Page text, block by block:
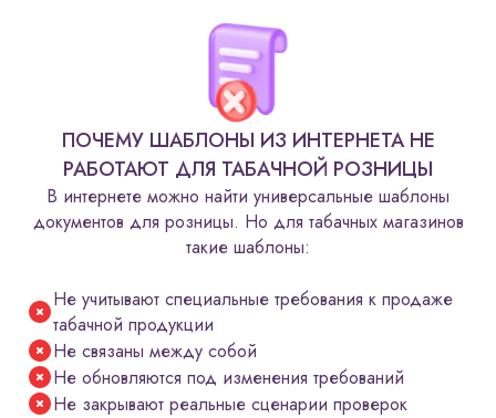
ПОЧЕМУ ШАБЛОНЫ ИЗ ИНТЕРНЕТА НЕ
РАБОТАЮТ ДЛЯ ТАБАЧНОЙ РОЗНИЦЫ
В интернете можно найти универсальные шаблоны
документов для розницы. Но для табачных магазинов
такие шаблоны:
Не учитывают специальные требования к продаже
табачной продукции
Не связаны между собой
Не обновляются под изменения требований
Не закрывают реальные сценарии проверок